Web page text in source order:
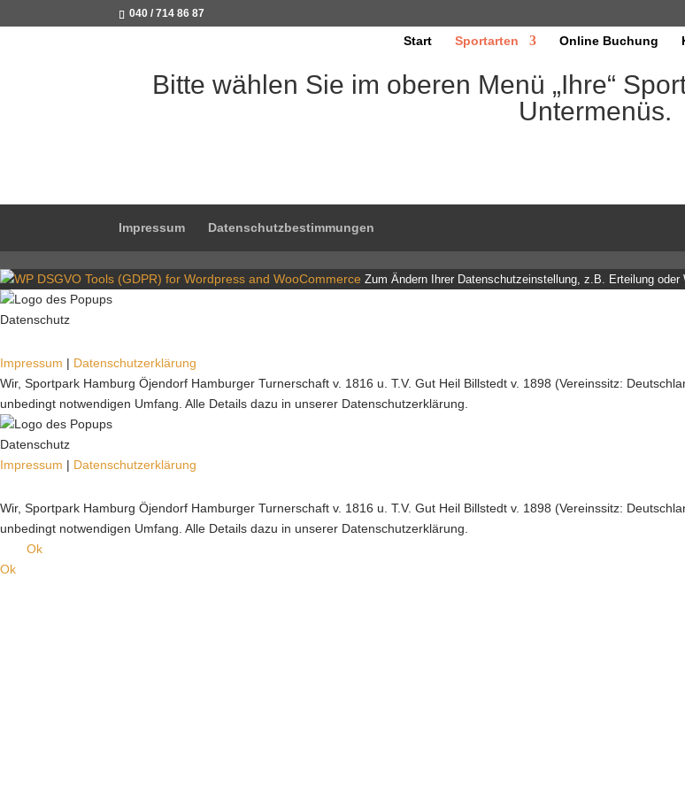
040 / 714 86 87
Start Sportarten Online Buchung
Bitte wählen Sie im oberen Menü „Ihre“
Untermenüs.
Impressum Datenschutzbestimmungen
Zum Ändern Ihrer Datenschutzeinstellung, z.B. Erteilung
Datenschutz
Impressum | Datenschutzerklärung
Wir, Sportpark Hamburg Öjendorf Hamburger Turnerschaft v. 1816 u. T.V. Gut Heil Billstedt v. 1898 (Vereinssitz:
unbedingt notwendigen Umfang. Alle Details dazu in unserer Datenschutzerklärung.
Datenschutz
Impressum | Datenschutzerklärung
Wir, Sportpark Hamburg Öjendorf Hamburger Turnerschaft v. 1816 u. T.V. Gut Heil Billstedt v. 1898 (Vereinssitz:
unbedingt notwendigen Umfang. Alle Details dazu in unserer Datenschutzerklärung.
Ok
Ok